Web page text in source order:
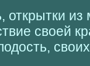
открытки из
своей